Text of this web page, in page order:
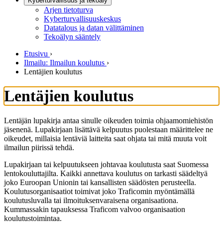
Arjen tietoturva
Kyberturvallisuuskeskus
Datatalous ja datan välittäminen
Tekoälyn sääntely
Etusivu ›
Ilmailu: Ilmailun koulutus ›
Lentäjien koulutus
Lentäjien koulutus
Lentäjän lupakirja antaa sinulle oikeuden toimia ohjaamomiehistön
jäsenenä. Lupakirjaan lisättävä kelpuutus puolestaan määrittelee ne
oikeudet, millaisia lentäviä laitteita saat ohjata tai mitä muuta voit
ilmailun piirissä tehdä.
Lupakirjaan tai kelpuutukseen johtavaa koulutusta saat Suomessa
lentokouluttajilta. Kaikki annettava koulutus on tarkasti säädeltyä
joko Euroopan Unionin tai kansallisten säädösten perusteella.
Koulutusorganisaatiot toimivat joko Traficomin myöntämällä
koulutusluvalla tai ilmoituksenvaraisena organisaationa.
Kummassakin tapauksessa Traficom valvoo organisaation
koulutustoimintaa.